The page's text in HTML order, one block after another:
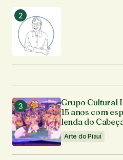
Seu e-mail
Enviar comentário
Grupo Cultural
15 anos com
lenda do
Arte do Piauí